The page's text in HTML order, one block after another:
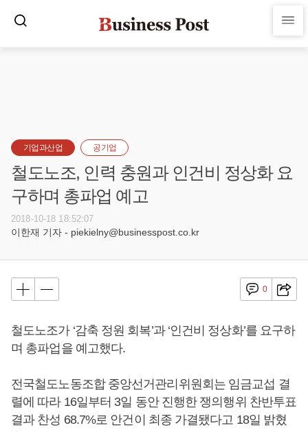
기업과산업 공기업
철도노조, 인력 충원과 인건비 정상화 요
구하며 총파업 예고
2018-10-18 18:52:07
이한재 기자 - piekielny@businesspost.co.kr
0
철도노조가 ‘감축 정원 회복’과 ‘인건비 정상화’를 요구하
며 총파업을 예고했다.
전국철도노동조합 중앙선거관리위원회는 임금교섭 결
렬에 따라 16일부터 3일 동안 진행한 쟁의행위 찬반투표
결과 찬성 68.7%로 안건이 최종 가결됐다고 18일 밝혔